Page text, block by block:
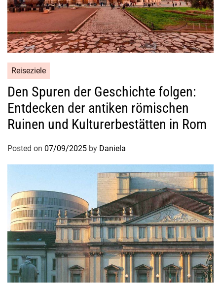
Reiseziele
Den Spuren der Geschichte folgen:
Entdecken der antiken römischen
Ruinen und Kulturerbestätten in Rom
Posted on 07/09/2025 by Daniela